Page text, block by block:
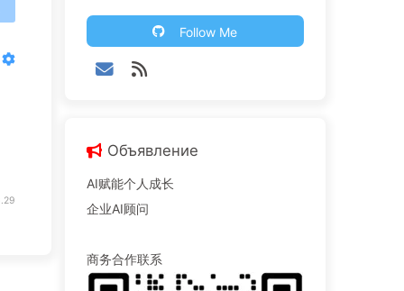
Follow Me
Объявление
AI赋能个人成长
企业AI顾问
商务合作联系